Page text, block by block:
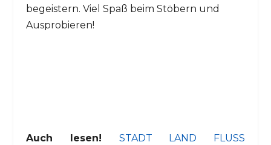
begeistern. Viel Spaß beim Stöbern und
Ausprobieren!
Auch lesen! STADT LAND FLUSS